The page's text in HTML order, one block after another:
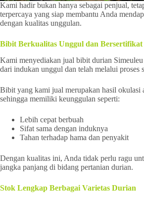
Kami hadir bukan hanya sebagai penjual,
terpercaya yang siap membantu Anda
dengan kualitas unggulan.
Bibit Berkualitas Unggul dan Bersertifikat
Kami menyediakan jual bibit durian Simeuleu
dari indukan unggul dan telah melalui proses
Bibit yang kami jual merupakan hasil okulasi
sehingga memiliki keunggulan seperti:
Lebih cepat berbuah
Sifat sama dengan induknya
Tahan terhadap hama dan penyakit
Dengan kualitas ini, Anda tidak perlu ragu
jangka panjang di bidang pertanian durian.
Stok Lengkap Berbagai Varietas Durian